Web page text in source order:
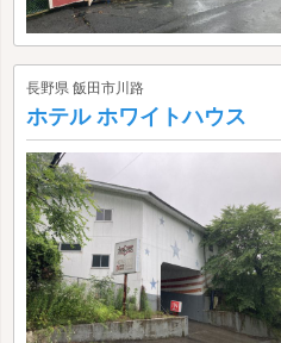
長野県 飯田市川路
ホテル ホワイトハウス